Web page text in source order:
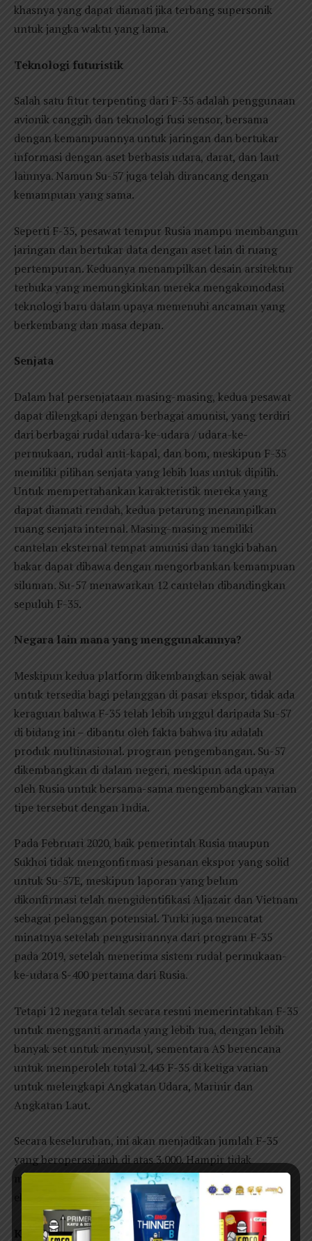
khasnya yang dapat diamati jika terbang supersonik
untuk jangka waktu yang lama.
Teknologi futuristik
Salah satu fitur terpenting dari F-35 adalah penggunaan
avionik canggih dan teknologi fusi sensor, bersama
dengan kemampuannya untuk jaringan dan bertukar
informasi dengan aset berbasis udara, darat, dan laut
lainnya. Namun Su-57 juga telah dirancang dengan
kemampuan yang sama.
Seperti F-35, pesawat tempur Rusia mampu membangun
jaringan dan bertukar data dengan aset lain di ruang
pertempuran. Keduanya menampilkan desain arsitektur
terbuka yang memungkinkan mereka mengakomodasi
teknologi baru dalam upaya memenuhi ancaman yang
berkembang dan masa depan.
Senjata
Dalam hal persenjataan masing-masing, kedua pesawat
dapat dilengkapi dengan berbagai amunisi, yang terdiri
dari berbagai rudal udara-ke-udara / udara-ke-
permukaan, rudal anti-kapal, dan bom, meskipun F-35
memiliki pilihan senjata yang lebih luas untuk dipilih.
Untuk mempertahankan karakteristik mereka yang
dapat diamati rendah, kedua petarung menampilkan
ruang senjata internal. Masing-masing memiliki
cantelan eksternal tempat amunisi dan tangki bahan
bakar dapat dibawa dengan mengorbankan kemampuan
siluman. Su-57 menawarkan 12 cantelan dibandingkan
sepuluh F-35.
Negara lain mana yang menggunakannya?
Meskipun kedua platform dikembangkan sejak awal
untuk tersedia bagi pelanggan di pasar ekspor, tidak ada
keraguan bahwa F-35 telah lebih unggul daripada Su-57
di bidang ini – dibantu oleh fakta bahwa itu adalah
produk multinasional. program pengembangan. Su-57
dikembangkan di dalam negeri, meskipun ada upaya
oleh Rusia untuk bersama-sama mengembangkan varian
tipe tersebut dengan India.
Pada Februari 2020, baik pemerintah Rusia maupun
Sukhoi tidak mengonfirmasi pesanan ekspor yang solid
untuk Su-57E, meskipun laporan yang belum
dikonfirmasi telah mengidentifikasi Aljazair dan Vietnam
sebagai pelanggan potensial. Turki juga mencatat
minatnya setelah pengusirannya dari program F-35
pada 2019, setelah menerima sistem rudal permukaan-
ke-udara S-400 pertama dari Rusia.
Tetapi 12 negara telah secara resmi memerintahkan F-35
untuk mengganti armada yang lebih tua, dengan lebih
banyak set untuk menyusul, sementara AS berencana
untuk memperoleh total 2.443 F-35 di ketiga varian
untuk melengkapi Angkatan Udara, Marinir dan
Angkatan Laut.
Secara keseluruhan, ini akan menjadikan jumlah F-35
yang beroperasi jauh di atas 3.000. Hampir tidak
mungkin bagi Su-57 untuk menyamai keberhasilan
Kesimpulan